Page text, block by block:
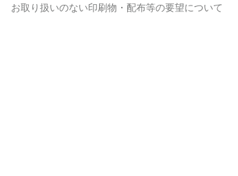
お取り扱いのない印刷物・配布等の要望について